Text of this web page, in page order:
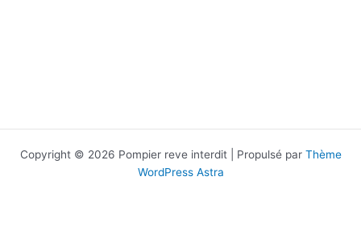
Copyright © 2026 Pompier reve interdit | Propulsé par Thème
WordPress Astra